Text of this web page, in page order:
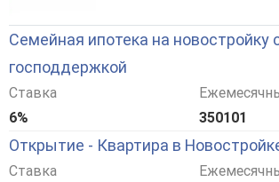
Семейная ипотека на новостройку
господдержкой
Ставка
6%
350101
Открытие - Квартира в
Ставка